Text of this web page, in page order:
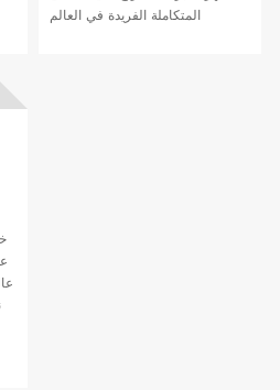
المتكاملة الفريدة في العالم